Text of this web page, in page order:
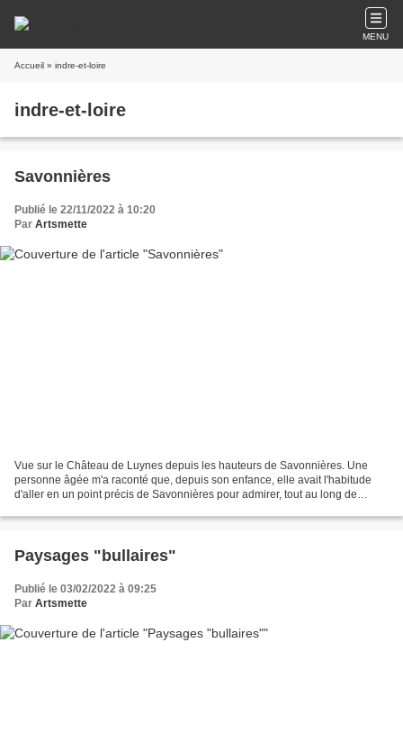
MENU
Accueil » indre-et-loire
indre-et-loire
Savonnières
Publié le 22/11/2022 à 10:20
Par Artsmette
Vue sur le Château de Luynes depuis les hauteurs de Savonnières. Une
personne âgée m'a raconté que, depuis son enfance, elle avait l'habitude
d'aller en un point précis de Savonnières pour admirer, tout au long de
Paysages "bullaires"
Publié le 03/02/2022 à 09:25
Par Artsmette